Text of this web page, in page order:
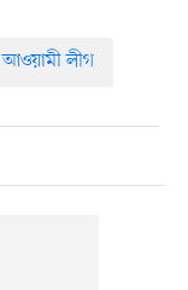
আওয়ামী লীগ